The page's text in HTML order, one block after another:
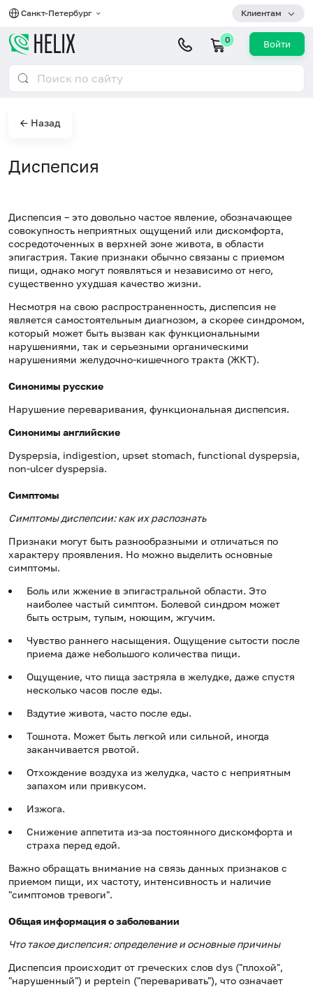
Санкт-Петербург Клиентам
0 Войти
← Назад
Диспепсия
Диспепсия – это довольно частое явление, обозначающее
совокупность неприятных ощущений или дискомфорта,
сосредоточенных в верхней зоне живота, в области
эпигастрия. Такие признаки обычно связаны с приемом
пищи, однако могут появляться и независимо от него,
существенно ухудшая качество жизни.
Несмотря на свою распространенность, диспепсия не
является самостоятельным диагнозом, а скорее синдромом,
который может быть вызван как функциональными
нарушениями, так и серьезными органическими
нарушениями желудочно-кишечного тракта (ЖКТ).
Синонимы русские
Нарушение переваривания, функциональная диспепсия.
Синонимы английские
Dyspepsia, indigestion, upset stomach, functional dyspepsia,
non-ulcer dyspepsia.
Симптомы
Симптомы диспепсии: как их распознать
Признаки могут быть разнообразными и отличаться по
характеру проявления. Но можно выделить основные
симптомы.
Боль или жжение в эпигастральной области. Это
наиболее частый симптом. Болевой синдром может
быть острым, тупым, ноющим, жгучим.
Чувство раннего насыщения. Ощущение сытости после
приема даже небольшого количества пищи.
Ощущение, что пища застряла в желудке, даже спустя
несколько часов после еды.
Вздутие живота, часто после еды.
Тошнота. Может быть легкой или сильной, иногда
заканчивается рвотой.
Отхождение воздуха из желудка, часто с неприятным
запахом или привкусом.
Изжога.
Снижение аппетита из-за постоянного дискомфорта и
страха перед едой.
Важно обращать внимание на связь данных признаков с
приемом пищи, их частоту, интенсивность и наличие
"симптомов тревоги".
Общая информация о заболевании
Что такое диспепсия: определение и основные причины
Диспепсия происходит от греческих слов dys ("плохой",
"нарушенный") и peptein ("переваривать"), что означает